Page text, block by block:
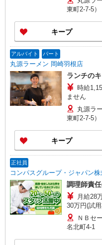
東町2-7-5）
キープ
アルバイト パート
丸源ラーメン 岡崎羽根店
ランチの
時給
ません
丸源ラ
東町2-7-5）
キープ
正社員
コンパスグループ・ジャパン
調理師責任
月給28万円〜30
30万円(試用期間3ヶ月)
代を1分単
前職給与に
ＮＢセ
名北町4-1